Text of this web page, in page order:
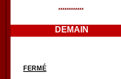
************
DEMAIN
FERMÉ